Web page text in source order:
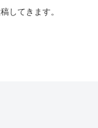
してきます。